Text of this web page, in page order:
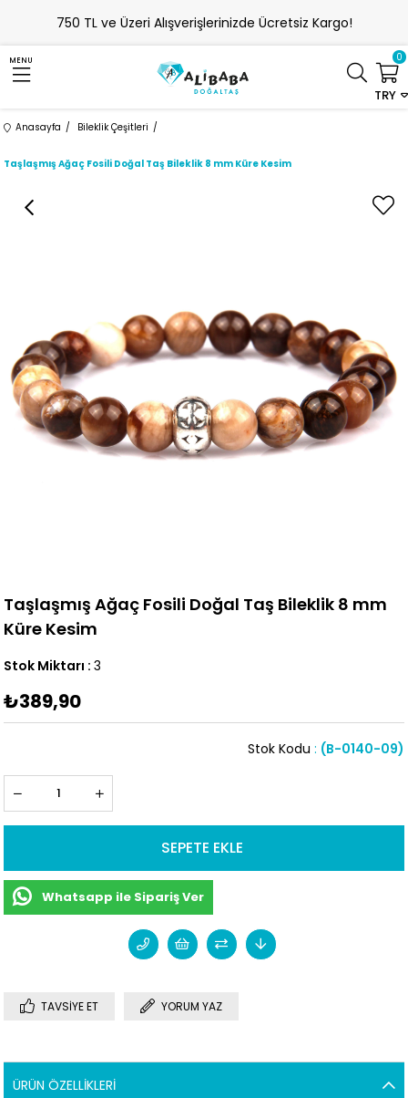
750 TL ve Üzeri Alışverişlerinizde Ücretsiz Kargo!
MENU
TRY
0
Anasayfa Bileklik Çeşitleri
Taşlaşmış Ağaç Fosili Doğal Taş Bileklik 8 mm Küre Kesim
Taşlaşmış Ağaç Fosili Doğal Taş Bileklik 8 mm
Küre Kesim
Stok Miktarı : 3
₺389,90
(B-0140-09)
Stok Kodu
Whatsapp ile Sipariş Ver
TAVSIYE ET YORUM YAZ
ÜRÜN ÖZELLIKLERI